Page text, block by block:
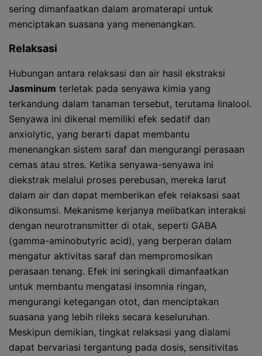
sering dimanfaatkan dalam aromaterapi untuk
menciptakan suasana yang menenangkan.
Relaksasi
Hubungan antara relaksasi dan air hasil ekstraksi
Jasminum terletak pada senyawa kimia yang
terkandung dalam tanaman tersebut, terutama linalool.
Senyawa ini dikenal memiliki efek sedatif dan
anxiolytic, yang berarti dapat membantu
menenangkan sistem saraf dan mengurangi perasaan
cemas atau stres. Ketika senyawa-senyawa ini
diekstrak melalui proses perebusan, mereka larut
dalam air dan dapat memberikan efek relaksasi saat
dikonsumsi. Mekanisme kerjanya melibatkan interaksi
dengan neurotransmitter di otak, seperti GABA
(gamma-aminobutyric acid), yang berperan dalam
mengatur aktivitas saraf dan mempromosikan
perasaan tenang. Efek ini seringkali dimanfaatkan
untuk membantu mengatasi insomnia ringan,
mengurangi ketegangan otot, dan menciptakan
suasana yang lebih rileks secara keseluruhan.
Meskipun demikian, tingkat relaksasi yang dialami
dapat bervariasi tergantung pada dosis, sensitivitas